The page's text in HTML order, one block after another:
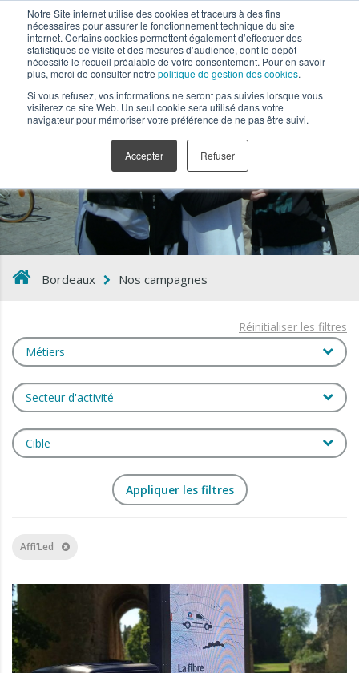
Notre Site internet utilise des cookies et traceurs à des fins
nécessaires pour assurer le fonctionnement technique du site
internet. Certains cookies permettent également d’effectuer des
statistiques de visite et des mesures d’audience, dont le dépôt
nécessite le recueil préalable de votre consentement. Pour en savoir
plus, merci de consulter notre politique de gestion des cookies.
Si vous refusez, vos informations ne seront pas suivies lorsque vous
visiterez ce site Web. Un seul cookie sera utilisé dans votre
navigateur pour mémoriser votre préférence de ne pas être suivi.
Accepter Refuser
Nos campagnes
Bordeaux Nos campagnes
Réinitialiser les filtres
Métiers
Secteur d'activité
Cible
Affi’Led